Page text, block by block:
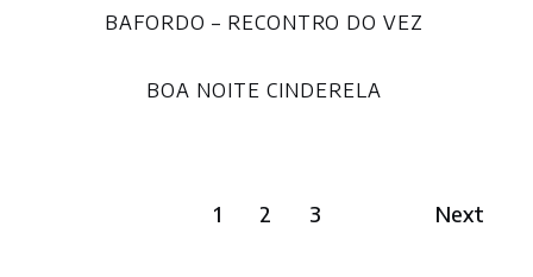
BAFORDO – RECONTRO DO VEZ
BOA NOITE CINDERELA
1 2 3 Next